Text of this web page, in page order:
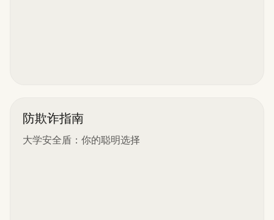
防欺诈指南
大学安全盾：你的聪明选择